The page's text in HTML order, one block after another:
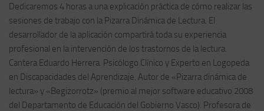
Dedicaremos 4 horas a una explicación práctica de cómo realizar las
sesiones de trabajo con la Pizarra Dinámica de Lectura. El
desarrollador de la aplicación compartirá toda su experiencia
profesional en la intervención de los trastornos de la lectura.
Cantera Eduardo Herrera. Psicólogo Clínico y Experto en Logopeda
en Discapacidades del Aprendizaje. Autor de «Pizarra dinámica de
lectura» y «Begizorrotz» (premio al mejor software educativo 2008
del Departamento de Educación del Gobierno Vasco). Profesora de